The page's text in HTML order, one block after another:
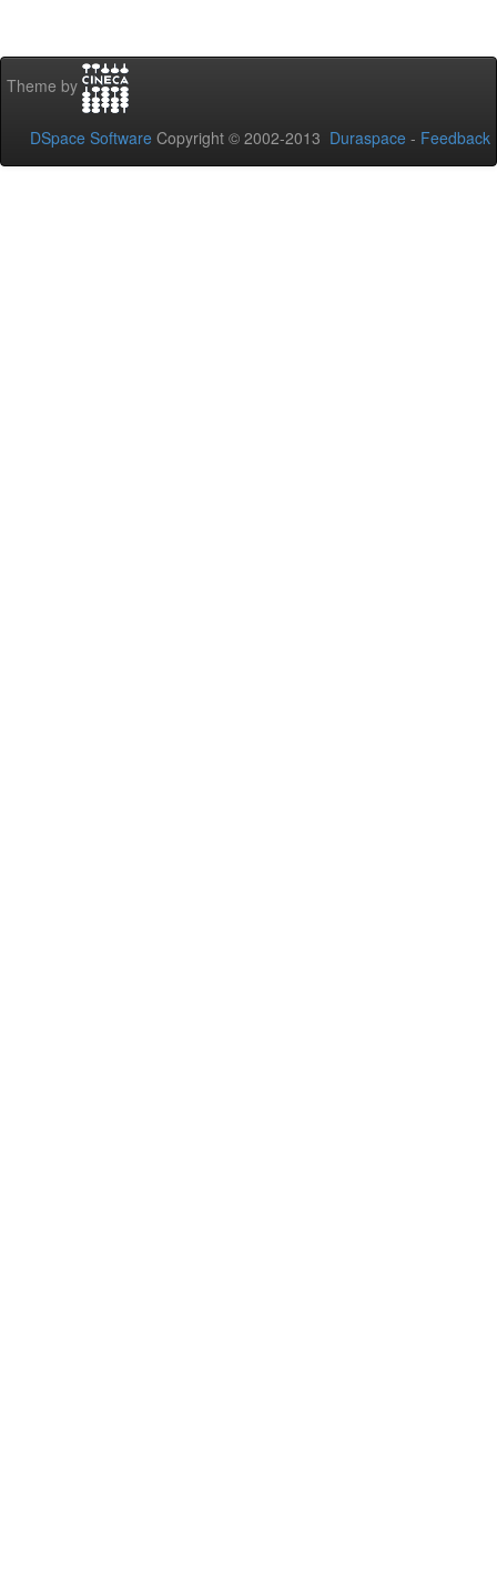
Theme by
DSpace Software Copyright © 2002-2013 Duraspace - Feedback